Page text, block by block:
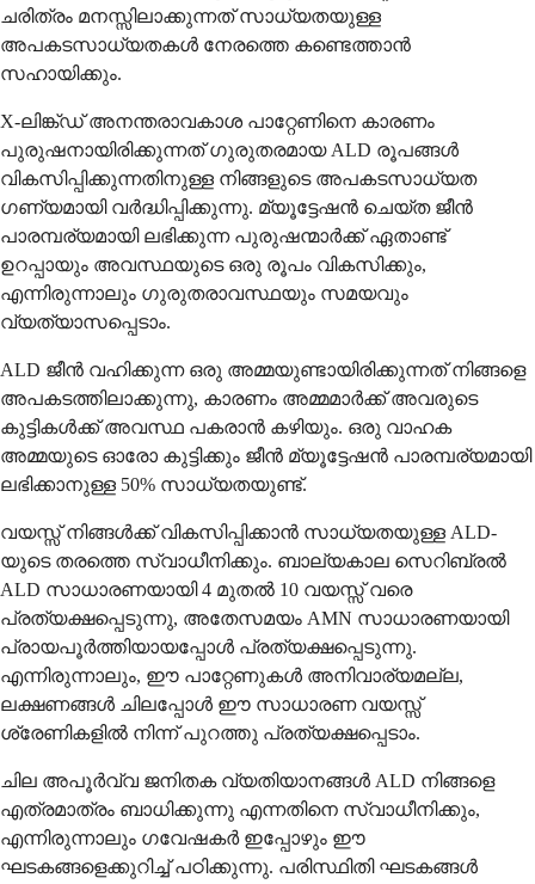
ചരിത്രം മനസ്സിലാക്കുന്നത് സാധ്യതയുള്ള
അപകടസാധ്യതകൾ നേരത്തെ കണ്ടെത്താൻ
സഹായിക്കും.
X-ലിങ്ക്ഡ് അനന്തരാവകാശ പാറ്റേണിനെ കാരണം
പുരുഷനായിരിക്കുന്നത് ഗുരുതരമായ ALD രൂപങ്ങൾ
വികസിപ്പിക്കുന്നതിനുള്ള നിങ്ങളുടെ അപകടസാധ്യത
ഗണ്യമായി വർദ്ധിപ്പിക്കുന്നു. മ്യൂട്ടേഷൻ ചെയ്ത ജീൻ
പാരമ്പര്യമായി ലഭിക്കുന്ന പുരുഷന്മാർക്ക് ഏതാണ്ട്
ഉറപ്പായും അവസ്ഥയുടെ ഒരു രൂപം വികസിക്കും,
എന്നിരുന്നാലും ഗുരുതരാവസ്ഥയും സമയവും
വ്യത്യാസപ്പെടാം.
ALD ജീൻ വഹിക്കുന്ന ഒരു അമ്മയുണ്ടായിരിക്കുന്നത് നിങ്ങളെ
അപകടത്തിലാക്കുന്നു, കാരണം അമ്മമാർക്ക് അവരുടെ
കുട്ടികൾക്ക് അവസ്ഥ പകരാൻ കഴിയും. ഒരു വാഹക
അമ്മയുടെ ഓരോ കുട്ടിക്കും ജീൻ മ്യൂട്ടേഷൻ പാരമ്പര്യമായി
ലഭിക്കാനുള്ള 50% സാധ്യതയുണ്ട്.
വയസ്സ് നിങ്ങൾക്ക് വികസിപ്പിക്കാൻ സാധ്യതയുള്ള ALD-
യുടെ തരത്തെ സ്വാധീനിക്കും. ബാല്യകാല സെറിബ്രൽ
ALD സാധാരണയായി 4 മുതൽ 10 വയസ്സ് വരെ
പ്രത്യക്ഷപ്പെടുന്നു, അതേസമയം AMN സാധാരണയായി
പ്രായപൂർത്തിയായപ്പോൾ പ്രത്യക്ഷപ്പെടുന്നു.
എന്നിരുന്നാലും, ഈ പാറ്റേണുകൾ അനിവാര്യമല്ല,
ലക്ഷണങ്ങൾ ചിലപ്പോൾ ഈ സാധാരണ വയസ്സ്
ശ്രേണികളിൽ നിന്ന് പുറത്തു പ്രത്യക്ഷപ്പെടാം.
ചില അപൂർവ്വ ജനിതക വ്യതിയാനങ്ങൾ ALD നിങ്ങളെ
എത്രമാത്രം ബാധിക്കുന്നു എന്നതിനെ സ്വാധീനിക്കും,
എന്നിരുന്നാലും ഗവേഷകർ ഇപ്പോഴും ഈ
ഘടകങ്ങളെക്കുറിച്ച് പഠിക്കുന്നു. പരിസ്ഥിതി ഘടകങ്ങൾ